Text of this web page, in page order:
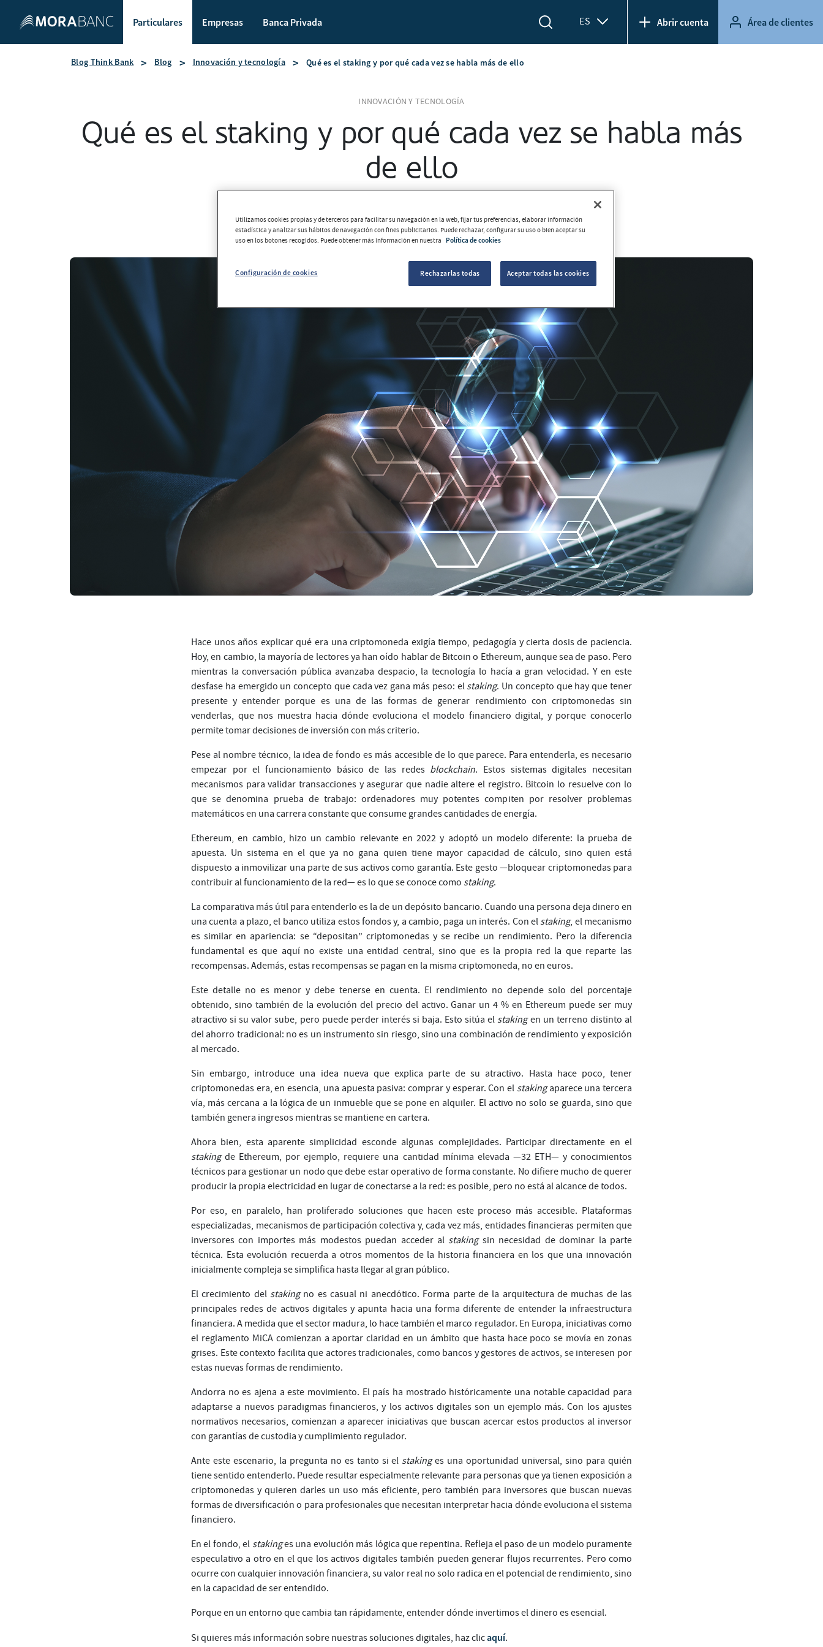
Particulares Empresas Banca Privada ES Abrir cuenta Área de clientes
Blog Think Bank Blog Innovación y tecnología Qué es el staking y por qué cada vez se habla más de ello
INNOVACIÓN Y TECNOLOGÍA
Qué es el staking y por qué cada vez se habla más
de ello
Hace unos años explicar qué era una criptomoneda exigía tiempo, pedagogía y cierta dosis de paciencia.
Hoy, en cambio, la mayoría de lectores ya han oído hablar de Bitcoin o Ethereum, aunque sea de paso. Pero
mientras la conversación pública avanzaba despacio, la tecnología lo hacía a gran velocidad. Y en este
desfase ha emergido un concepto que cada vez gana más peso: el staking. Un concepto que hay que tener
presente y entender porque es una de las formas de generar rendimiento con criptomonedas sin
venderlas, que nos muestra hacia dónde evoluciona el modelo financiero digital, y porque conocerlo
permite tomar decisiones de inversión con más criterio.
Pese al nombre técnico, la idea de fondo es más accesible de lo que parece. Para entenderla, es necesario
empezar por el funcionamiento básico de las redes blockchain. Estos sistemas digitales necesitan
mecanismos para validar transacciones y asegurar que nadie altere el registro. Bitcoin lo resuelve con lo
que se denomina prueba de trabajo: ordenadores muy potentes compiten por resolver problemas
matemáticos en una carrera constante que consume grandes cantidades de energía.
Ethereum, en cambio, hizo un cambio relevante en 2022 y adoptó un modelo diferente: la prueba de
apuesta. Un sistema en el que ya no gana quien tiene mayor capacidad de cálculo, sino quien está
dispuesto a inmovilizar una parte de sus activos como garantía. Este gesto —bloquear criptomonedas para
contribuir al funcionamiento de la red— es lo que se conoce como staking.
La comparativa más útil para entenderlo es la de un depósito bancario. Cuando una persona deja dinero en
una cuenta a plazo, el banco utiliza estos fondos y, a cambio, paga un interés. Con el staking, el mecanismo
es similar en apariencia: se “depositan” criptomonedas y se recibe un rendimiento. Pero la diferencia
fundamental es que aquí no existe una entidad central, sino que es la propia red la que reparte las
recompensas. Además, estas recompensas se pagan en la misma criptomoneda, no en euros.
Este detalle no es menor y debe tenerse en cuenta. El rendimiento no depende solo del porcentaje
obtenido, sino también de la evolución del precio del activo. Ganar un 4 % en Ethereum puede ser muy
atractivo si su valor sube, pero puede perder interés si baja. Esto sitúa el stakingen un terreno distinto al
del ahorro tradicional: no es un instrumento sin riesgo, sino una combinación de rendimiento y exposición
al mercado.
Sin embargo, introduce una idea nueva que explica parte de su atractivo. Hasta hace poco, tener
criptomonedas era, en esencia, una apuesta pasiva: comprar y esperar. Con el stakingaparece una tercera
vía, más cercana a la lógica de un inmueble que se pone en alquiler. El activo no solo se guarda, sino que
también genera ingresos mientras se mantiene en cartera.
Ahora bien, esta aparente simplicidad esconde algunas complejidades. Participar directamente en el
stakingde Ethereum, por ejemplo, requiere una cantidad mínima elevada —32 ETH— y conocimientos
técnicos para gestionar un nodo que debe estar operativo de forma constante. No difiere mucho de querer
producir la propia electricidad en lugar de conectarse a la red: es posible, pero no está al alcance de todos.
Por eso, en paralelo, han proliferado soluciones que hacen este proceso más accesible. Plataformas
especializadas, mecanismos de participación colectiva y, cada vez más, entidades financieras permiten que
inversores con importes más modestos puedan acceder al stakingsin necesidad de dominar la parte
técnica. Esta evolución recuerda a otros momentos de la historia financiera en los que una innovación
inicialmente compleja se simplifica hasta llegar al gran público.
El crecimiento del stakingno es casual ni anecdótico. Forma parte de la arquitectura de muchas de las
principales redes de activos digitales y apunta hacia una forma diferente de entender la infraestructura
financiera. A medida que el sector madura, lo hace también el marco regulador. En Europa, iniciativas como
el reglamento MiCA comienzan a aportar claridad en un ámbito que hasta hace poco se movía en zonas
grises. Este contexto facilita que actores tradicionales, como bancos y gestores de activos, se interesen por
estas nuevas formas de rendimiento.
Andorra no es ajena a este movimiento. El país ha mostrado históricamente una notable capacidad para
adaptarse a nuevos paradigmas financieros, y los activos digitales son un ejemplo más. Con los ajustes
normativos necesarios, comienzan a aparecer iniciativas que buscan acercar estos productos al inversor
con garantías de custodia y cumplimiento regulador.
Ante este escenario, la pregunta no es tanto si el stakinges una oportunidad universal, sino para quién
tiene sentido entenderlo. Puede resultar especialmente relevante para personas que ya tienen exposición a
criptomonedas y quieren darles un uso más eficiente, pero también para inversores que buscan nuevas
formas de diversificación o para profesionales que necesitan interpretar hacia dónde evoluciona el sistema
financiero.
En el fondo, el stakinges una evolución más lógica que repentina. Refleja el paso de un modelo puramente
especulativo a otro en el que los activos digitales también pueden generar flujos recurrentes. Pero como
ocurre con cualquier innovación financiera, su valor real no solo radica en el potencial de rendimiento, sino
en la capacidad de ser entendido.
Porque en un entorno que cambia tan rápidamente, entender dónde invertimos el dinero es esencial.
Si quieres más información sobre nuestras soluciones digitales, haz clicaquí.
Utilizamos cookies propias y de terceros para facilitar su navegación en la web, fijar tus preferencias, elaborar información
estadística y analizar sus hábitos de navegación con fines publicitarios. Puede rechazar, configurar su uso o bien aceptar su
uso en los botones recogidos. Puede obtener más información en nuestra
Política de cookies
Configuración de cookies Rechazarlas todas Aceptar todas las cookies